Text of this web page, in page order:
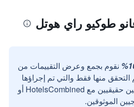
طوكيو راي هوتل
نقوم بجمع وعرض التقييمات من
التحقق منها فقط والتي تم إجراؤها
بواسطة مستخدمين حقيقيين مع HotelsCombined أو
الموثوقين.